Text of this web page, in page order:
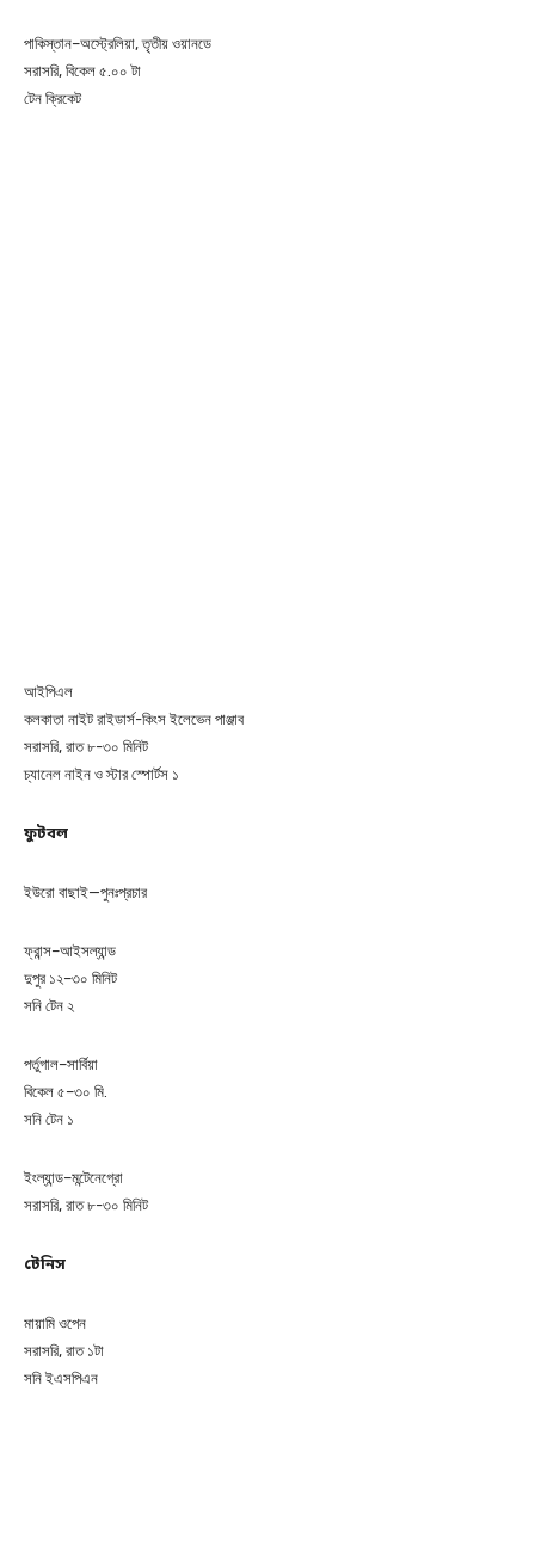
পাকিস্তান–অস্ট্রেলিয়া, তৃতীয় ওয়ানডে
সরাসরি, বিকেল ৫.০০ টা
টেন ক্রিকেট
আইপিএল
কলকাতা নাইট রাইডার্স-কিংস ইলেভেন পাঞ্জাব
সরাসরি, রাত ৮-৩০ মিনিট
চ্যানেল নাইন ও স্টার স্পোর্টস ১
ফুটবল
ইউরো বাছাই—পুনঃপ্রচার
ফ্রান্স–আইসল্যান্ড
দুপুর ১২–৩০ মিনিট
সনি টেন ২
পর্তুগাল–সার্বিয়া
বিকেল ৫–৩০ মি.
সনি টেন ১
ইংল্যান্ড–মন্টেনেগ্রো
সরাসরি, রাত ৮-৩০ মিনিট
টেনিস
মায়ামি ওপেন
সরাসরি, রাত ১টা
সনি ইএসপিএন